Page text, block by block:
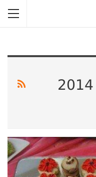
صور حلويات جزائرية 2014